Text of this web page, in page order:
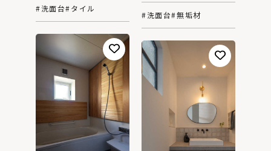
#洗面台#タイル
#洗面台#無垢材